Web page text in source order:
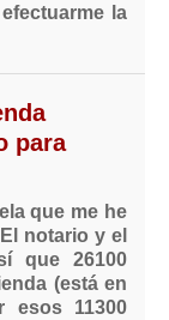
la
para
que me he
notario y el
que 26100
(está en
esos 11300